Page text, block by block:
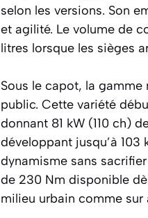
selon les versions. Son
et agilité. Le volume de
litres lorsque les sièges
Sous le capot, la
public. Cette variété
donnant 81 kW (110 ch)
développant jusqu’à
dynamisme sans
de 230 Nm disponible
milieu urbain comme sur